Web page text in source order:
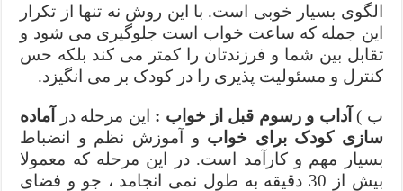
الگوی بسیار خوبی است. با این روش نه تنها از تکرار
این جمله که ساعت خواب است جلوگیری می شود و
تقابل بین شما و فرزندتان را کمتر می کند بلکه حس
کنترل و مسئولیت پذیری را در کودک بر می انگیزد.
ب ) آداب و رسوم قبل از خواب : این مرحله در
آماده
سازی کودک برای خواب و آموزش نظم و انضباط
بسیار مهم و کارآمد است. در این مرحله که معمولا
بیش از 30 دقیقه به طول نمی انجامد ، جو و فضای